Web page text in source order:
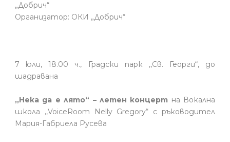
„Добрич“
Организатор: ОКИ „Добрич“
7 юли, 18.00 ч., Градски парк ,,Св. Георги“, до
шадравана
,,Нека да е лято“ – летен концерт на Вокална
школа ,,VoiceRoom Nelly Gregory“ с ръководител
Мария-Габриела Русева